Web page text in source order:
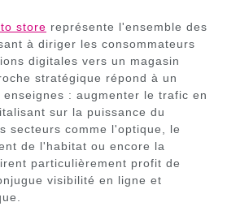
store représente l'ensemble des
à diriger les consommateurs
digitales vers un magasin
stratégique répond à un
: augmenter le trafic en
sur la puissance du
secteurs comme l'optique, le
de l'habitat ou encore la
particulièrement profit de
visibilité en ligne et